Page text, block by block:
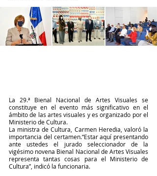
La 29.ª Bienal Nacional de Artes Visuales se
constituye en el evento más significativo en el
ámbito de las artes visuales y es organizado por el
Ministerio de Cultura.
La ministra de Cultura, Carmen Heredia, valoró la
importancia del certamen.“Estar aquí presentando
ante ustedes el jurado seleccionador de la
vigésimo novena Bienal Nacional de Artes Visuales
representa tantas cosas para el Ministerio de
Cultura”, indicó la funcionaria.